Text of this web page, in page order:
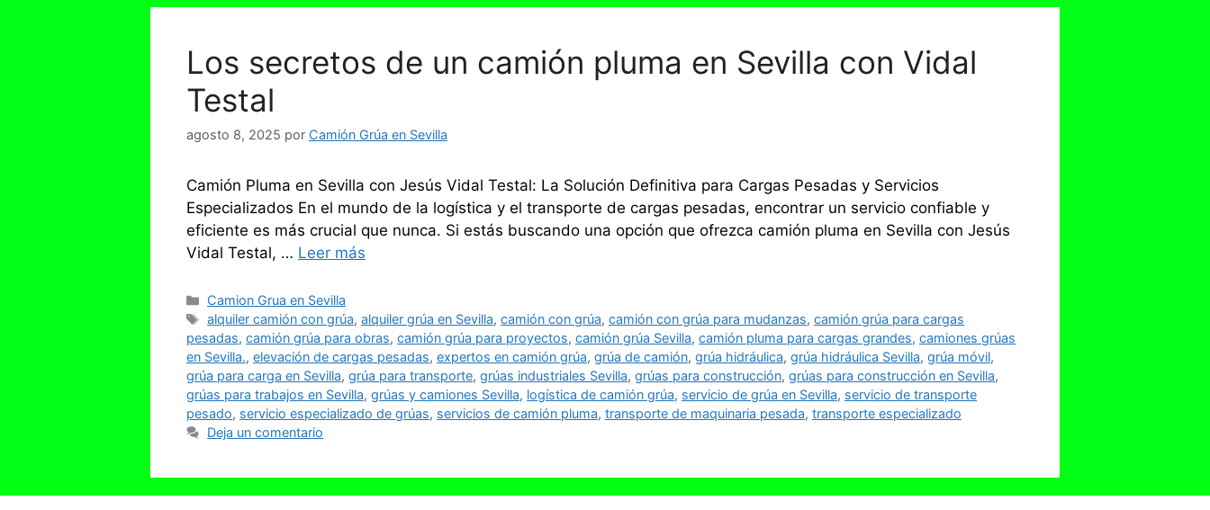
Los secretos de un camión pluma en Sevilla con Vidal
Testal
agosto 8, 2025 por Camión Grúa en Sevilla
Camión Pluma en Sevilla con Jesús Vidal Testal: La Solución Definitiva para Cargas Pesadas y Servicios
Especializados En el mundo de la logística y el transporte de cargas pesadas, encontrar un servicio confiable y
eficiente es más crucial que nunca. Si estás buscando una opción que ofrezca camión pluma en Sevilla con Jesús
Vidal Testal, … Leer más
Categorías
Camion Grua en Sevilla
Etiquetas
alquiler camión con grúa,alquiler grúa en Sevilla,camión con grúa,camión con grúa para mudanzas,camión grúa para cargas
pesadas, camión grúa para obras, camión grúa para proyectos, camión grúa Sevilla, camión pluma para cargas grandes, camiones grúas
en Sevilla., elevación de cargas pesadas, expertos en camión grúa, grúa de camión, grúa hidráulica, grúa hidráulica Sevilla, grúa móvil,
grúa para carga en Sevilla, grúa para transporte, grúas industriales Sevilla, grúas para construcción, grúas para construcción en Sevilla,
grúas para trabajos en Sevilla, grúas y camiones Sevilla, logística de camión grúa, servicio de grúa en Sevilla, servicio de transporte
pesado, servicio especializado de grúas, servicios de camión pluma, transporte de maquinaria pesada, transporte especializado
Deja un comentario